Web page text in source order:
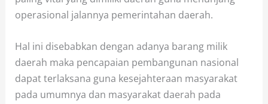
operasional jalannya pemerintahan daerah.
Hal ini disebabkan dengan adanya barang milik
daerah maka pencapaian pembangunan nasional
dapat terlaksana guna kesejahteraan masyarakat
pada umumnya dan masyarakat daerah pada